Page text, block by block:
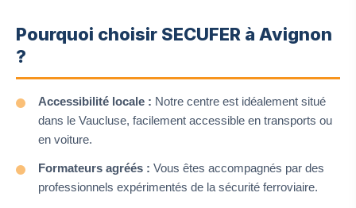
Pourquoi choisir SECUFER à Avignon
?
Accessibilité locale : Notre centre est idéalement situé
dans le Vaucluse, facilement accessible en transports ou
en voiture.
Formateurs agréés : Vous êtes accompagnés par des
professionnels expérimentés de la sécurité ferroviaire.